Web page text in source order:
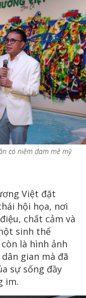
có niềm đam mê mỹ
Việt đặt
hội họa, nơi
chất cảm và
sinh thể
là hình ảnh
gian mà đã
sự sống đầy
im.